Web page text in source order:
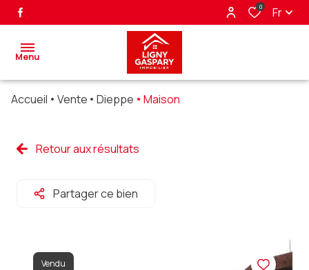
0 Fr
Menu
ventes
vendus
partenaires
Accueil Vente Dieppe Maison
Retour aux résultats
Partager ce bien
Vendu